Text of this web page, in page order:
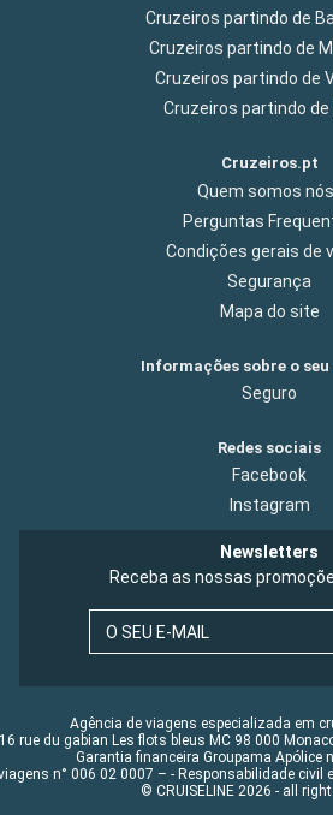
Cruzeiros partindo de
Cruzeiros partindo de
Cruzeiros partindo de
Cruzeiros partindo de
Cruzeiros.pt
Quem somos
Perguntas
Condições gerais de
Segurança
Mapa do site
Informações sobre o
Seguro
Redes sociais
Facebook
Instagram
Newsletters
Receba as nossas
O SEU E-MAIL
Agência de viagens especializada em
16 rue du gabian Les flots bleus MC 98 000
Garantia financeira Groupama Apólice
n° 006 02 0007 – - Responsabilidade civil
© CRUISELINE 2026 - all